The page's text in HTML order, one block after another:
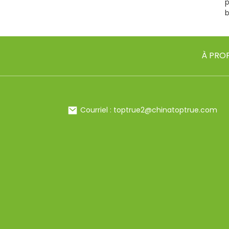
À
Courriel : toptrue2@chinatoptrue.com